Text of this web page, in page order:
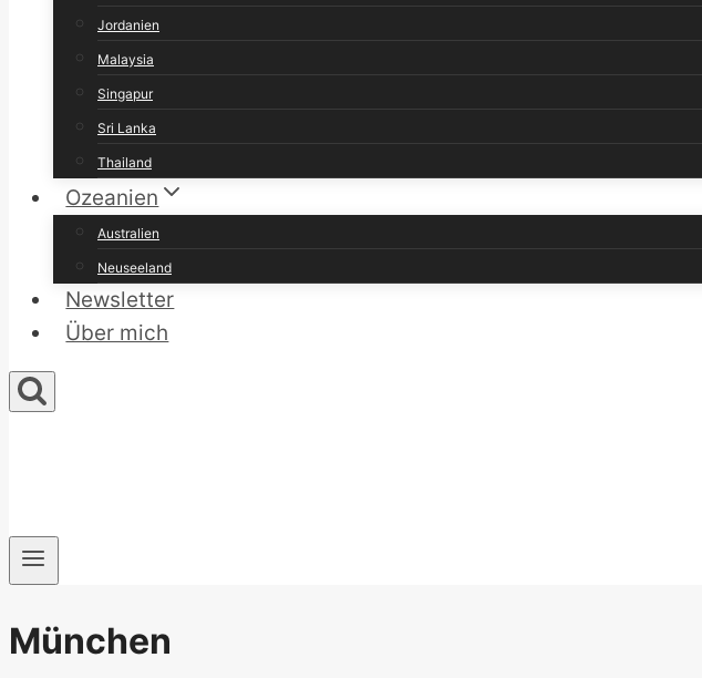
Jordanien
Malaysia
Singapur
Sri Lanka
Thailand
Ozeanien
Australien
Neuseeland
Newsletter
Über mich
München